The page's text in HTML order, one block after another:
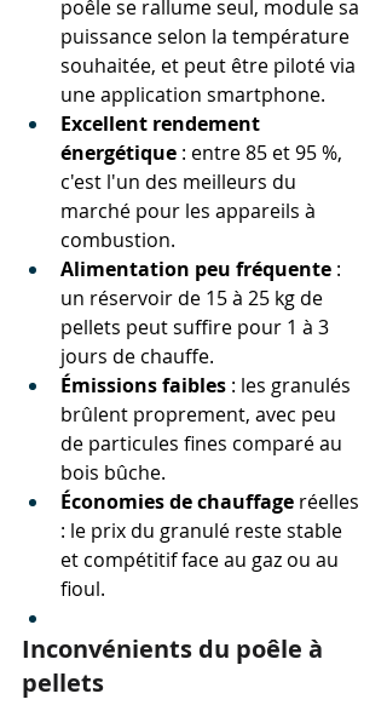
poêle se rallume seul, module sa
puissance selon la température
souhaitée, et peut être piloté via
une application smartphone.
Excellent rendement
énergétique : entre 85 et 95 %,
c'est l'un des meilleurs du
marché pour les appareils à
combustion.
Alimentation peu fréquente :
un réservoir de 15 à 25 kg de
pellets peut suffire pour 1 à 3
jours de chauffe.
Émissions faibles : les granulés
brûlent proprement, avec peu
de particules fines comparé au
bois bûche.
Économies de chauffage réelles
: le prix du granulé reste stable
et compétitif face au gaz ou au
fioul.
Inconvénients du poêle à
pellets